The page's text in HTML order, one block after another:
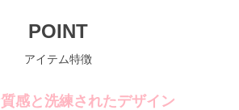
POINT
アイテム特徴
感と洗練されたデザイン